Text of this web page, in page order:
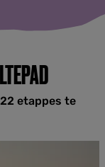
etappes te